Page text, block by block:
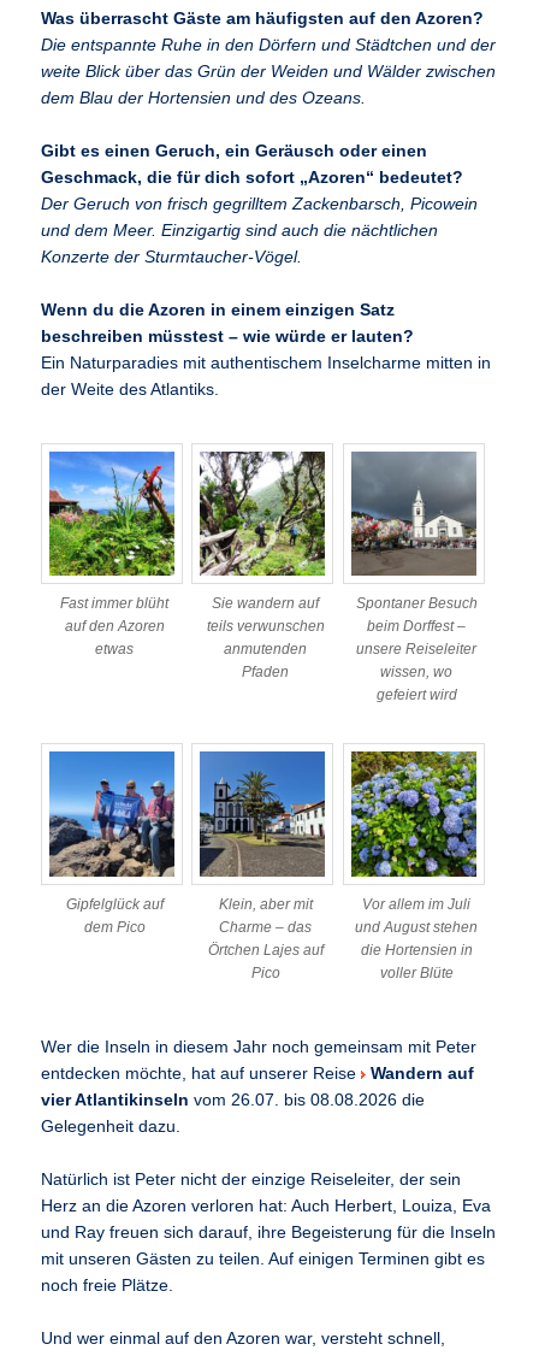
Was überrascht Gäste am häufigsten auf den Azoren?
Die entspannte Ruhe in den Dörfern und Städtchen und der
weite Blick über das Grün der Weiden und Wälder zwischen
dem Blau der Hortensien und des Ozeans.
Gibt es einen Geruch, ein Geräusch oder einen
Geschmack, die für dich sofort „Azoren“ bedeutet?
Der Geruch von frisch gegrilltem Zackenbarsch, Picowein
und dem Meer. Einzigartig sind auch die nächtlichen
Konzerte der Sturmtaucher-Vögel.
Wenn du die Azoren in einem einzigen Satz
beschreiben müsstest – wie würde er lauten?
Ein Naturparadies mit authentischem Inselcharme mitten in
der Weite des Atlantiks.
Fast immer blüht
auf den Azoren
etwas
Sie wandern auf
teils verwunschen
anmutenden
Pfaden
Spontaner Besuch
beim Dorffest –
unsere Reiseleiter
wissen, wo
gefeiert wird
Gipfelglück auf
dem Pico
Klein, aber mit
Charme – das
Örtchen Lajes auf
Pico
Vor allem im Juli
und August stehen
die Hortensien in
voller Blüte
Wer die Inseln in diesem Jahr noch gemeinsam mit Peter
entdecken möchte, hat auf unserer Reise Wandern auf
vier Atlantikinseln vom 26.07. bis 08.08.2026 die
Gelegenheit dazu.
Natürlich ist Peter nicht der einzige Reiseleiter, der sein
Herz an die Azoren verloren hat: Auch Herbert, Louiza, Eva
und Ray freuen sich darauf, ihre Begeisterung für die Inseln
mit unseren Gästen zu teilen. Auf einigen Terminen gibt es
noch freie Plätze.
Und wer einmal auf den Azoren war, versteht schnell,